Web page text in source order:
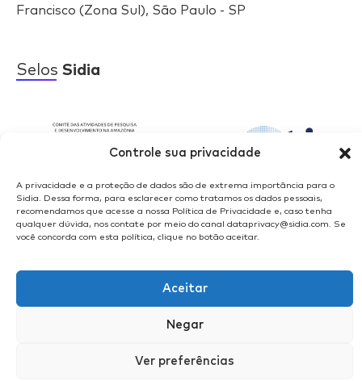
Controle sua privacidade
A privacidade e a proteção de dados são de extrema importância para o
Sidia. Dessa forma, para esclarecer como tratamos os dados pessoais,
recomendamos que acesse a nossa Política de Privacidade e, caso tenha
qualquer dúvida, nos contate por meio do canal dataprivacy@sidia.com. Se
você concorda com esta política, clique no botão aceitar.
Aceitar
Negar
Ver preferências
Francisco (Zona Sul), São Paulo - SP
Selos Sidia
© 2025 | Sidia Instituto de Ciência e Tecnologia